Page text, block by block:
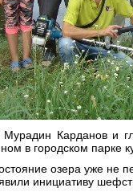
Мурадин Карданов и
в городском парке
озера уже не
инициативу